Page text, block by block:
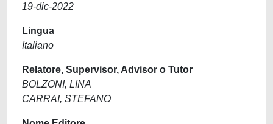
19-dic-2022
Lingua
Italiano
Relatore, Supervisor, Advisor o Tutor
BOLZONI, LINA
CARRAI, STEFANO